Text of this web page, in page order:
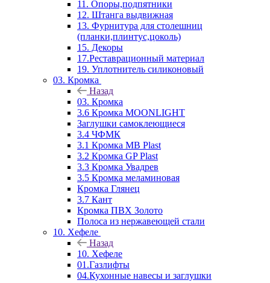
11. Опоры,подпятники
12. Штанга выдвижная
13. Фурнитура для столешниц
(планки,плинтус,цоколь)
15. Декоры
17.Реставрационный материал
19. Уплотнитель силиконовый
03. Кромка
Назад
03. Кромка
3.6 Кромка MOONLIGHT
Заглушки самоклеющиеся
3.4 ЧФМК
3.1 Кромка MB Plast
3.2 Кромка GP Plast
3.3 Кромка Увадрев
3.5 Кромка меламиновая
Кромка Глянец
3.7 Кант
Кромка ПВХ Золото
Полоса из нержавеющей стали
10. Хефеле
Назад
10. Хефеле
01.Газлифты
04.Кухонные навесы и заглушки